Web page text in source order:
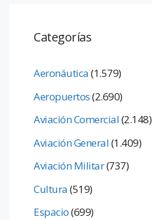
Categorías
Aeronáutica(1.579)
Aeropuertos(2.690)
Aviación Comercial(2.148)
Aviación General(1.409)
Aviación Militar(737)
Cultura(519)
Espacio(699)